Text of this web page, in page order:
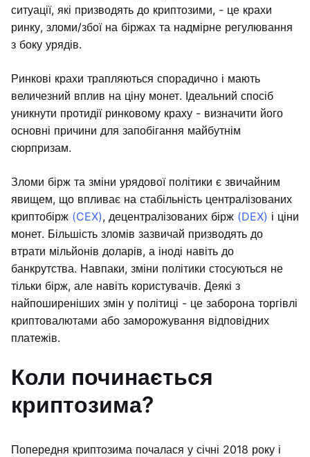
ситуації, які призводять до криптозими, - це крахи
ринку, зломи/збої на біржах та надмірне регулювання
з боку урядів.
Ринкові крахи трапляються спорадично і мають
величезний вплив на ціну монет. Ідеальний спосіб
уникнути протидії ринковому краху - визначити його
основні причини для запобігання майбутнім
сюрпризам.
Зломи бірж та зміни урядової політики є звичайним
явищем, що впливає на стабільність централізованих
криптобірж (CEX), децентралізованих бірж (DEX) і ціни
монет. Більшість зломів зазвичай призводять до
втрати мільйонів доларів, а іноді навіть до
банкрутства. Навпаки, зміни політики стосуються не
тільки бірж, але навіть користувачів. Деякі з
найпоширеніших змін у політиці - це заборона торгівлі
криптовалютами або заморожування відповідних
платежів.
Коли починається
криптозима?
Попередня криптозима почалася у січні 2018 року і